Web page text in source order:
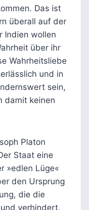
Das ist
überall auf der
Indien wollen
über ihr
Wahrheitsliebe
und in
sein,
damit keinen
Platon
Staat eine
»edlen Lüge«
den Ursprung
die die
verhindert,